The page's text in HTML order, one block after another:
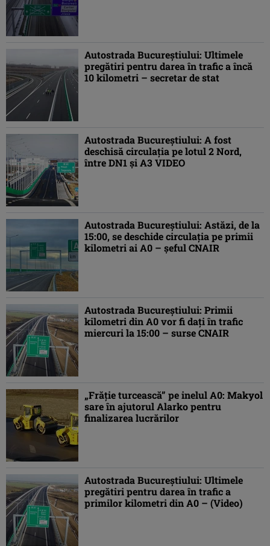
Autostrada Bucureștiului: Ultimele
pregătiri pentru darea în trafic a încă
10 kilometri – secretar de stat
Autostrada Bucureștiului: A fost
deschisă circulația pe lotul 2 Nord,
între DN1 și A3 VIDEO
Autostrada Bucureștiului: Astăzi, de la
15:00, se deschide circulația pe primii
kilometri ai A0 – șeful CNAIR
Autostrada Bucureștiului: Primii
kilometri din A0 vor fi dați în trafic
miercuri la 15:00 – surse CNAIR
„Frăție turcească” pe inelul A0: Makyol
sare în ajutorul Alarko pentru
finalizarea lucrărilor
Autostrada Bucureștiului: Ultimele
pregătiri pentru darea în trafic a
primilor kilometri din A0 – (Video)